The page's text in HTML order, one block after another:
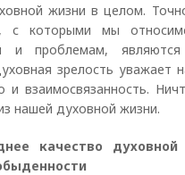
жизни в целом.
с которыми мы
и проблемам,
зрелость уважает
и взаимосвязанность.
нашей духовной жизни.
качество